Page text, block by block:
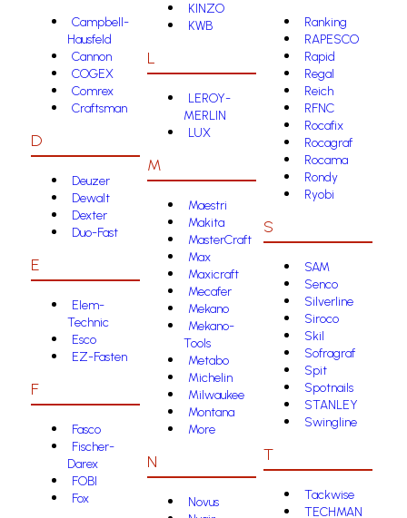
Campbell-
Hausfeld
Cannon
COGEX
Comrex
Craftsman
D
Deuzer
Dewalt
Dexter
Duo-Fast
E
Elem-
Technic
Esco
EZ-Fasten
F
Fasco
Fischer-
Darex
FOBI
Fox
KINZO
KWB
L
LEROY-
MERLIN
LUX
M
Maestri
Makita
MasterCraft
Max
Maxicraft
Mecafer
Mekano
Mekano-
Tools
Metabo
Michelin
Milwaukee
Montana
More
N
Novus
Ranking
RAPESCO
Rapid
Regal
Reich
RFNC
Rocafix
Rocagraf
Rocama
Rondy
Ryobi
S
SAM
Senco
Silverline
Siroco
Skil
Sofragraf
Spit
Spotnails
STANLEY
Swingline
T
Tackwise
TECHMAN